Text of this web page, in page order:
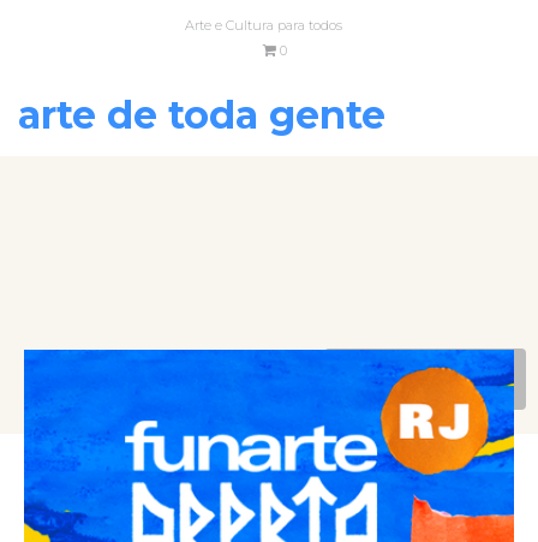
Arte e Cultura para todos
0
arte de toda gente
VOLTAR